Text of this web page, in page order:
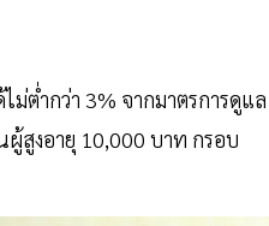
ต่ำกว่า 3% จากมาตรการดูแล
ผู้สูงอายุ 10,000 บาท กรอบ